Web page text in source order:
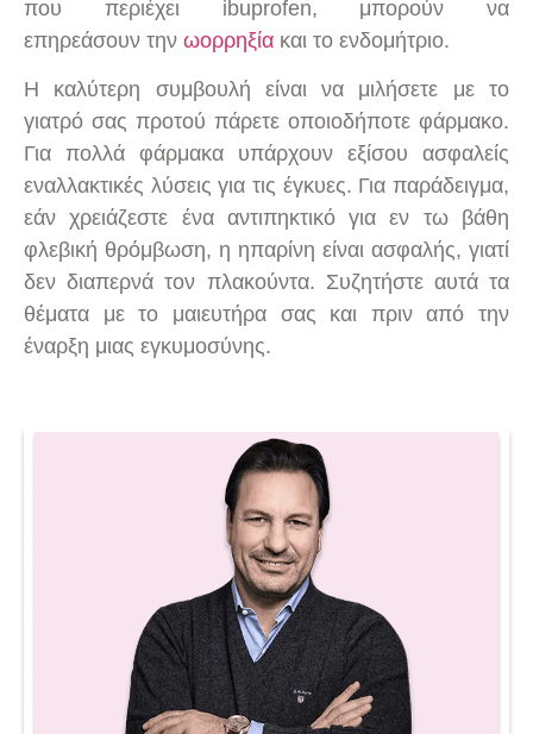
που περιέχει ibuprofen, μπορούν να
επηρεάσουν την ωορρηξία και το ενδομήτριο.
Η καλύτερη συμβουλή είναι να μιλήσετε με το
γιατρό σας προτού πάρετε οποιοδήποτε φάρμακο.
Για πολλά φάρμακα υπάρχουν εξίσου ασφαλείς
εναλλακτικές λύσεις για τις έγκυες. Για παράδειγμα,
εάν χρειάζεστε ένα αντιπηκτικό για εν τω βάθη
φλεβική θρόμβωση, η ηπαρίνη είναι ασφαλής, γιατί
δεν διαπερνά τον πλακούντα. Συζητήστε αυτά τα
θέματα με το μαιευτήρα σας και πριν από την
έναρξη μιας εγκυμοσύνης.